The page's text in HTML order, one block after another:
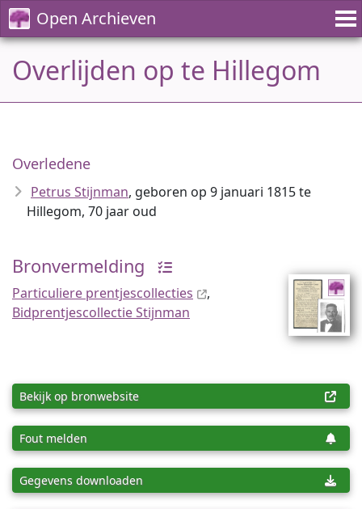
Open Archieven
Overlijden op te Hillegom
Overledene
Petrus Stijnman, geboren op 9 januari 1815 te
Hillegom, 70 jaar oud
Bronvermelding
Particuliere prentjescollecties
,
Bidprentjescollectie Stijnman
Bekijk op bronwebsite
Fout melden
Gegevens downloaden